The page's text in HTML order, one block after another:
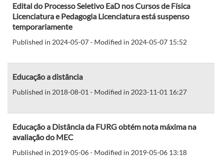
Edital do Processo Seletivo EaD nos Cursos de Física
Licenciatura e Pedagogia Licenciatura está suspenso
temporariamente
Published in 2024-05-07 - Modified in 2024-05-07 15:52
Educação a distância
Published in 2018-08-01 - Modified in 2023-11-01 16:27
Educação a Distância da FURG obtém nota máxima na
avaliação do MEC
Published in 2019-05-06 - Modified in 2019-05-06 13:18